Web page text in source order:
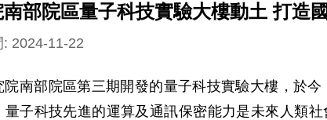
部院區量子科技實驗大樓動土 打造
2024-11-22
院南部院區第三期開發的量子科技實驗大樓，於
量子科技先進的運算及通訊保密能力是未來人類